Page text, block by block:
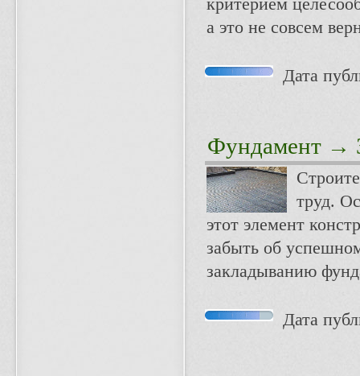
критерием
а это не совсем
Дата
Фундамент →
труд.
этот элемент
забыть об
закладыванию
Дата